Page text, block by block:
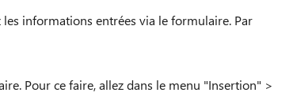
informations entrées via le formulaire. Par
Pour ce faire, allez dans le menu "Insertion" >